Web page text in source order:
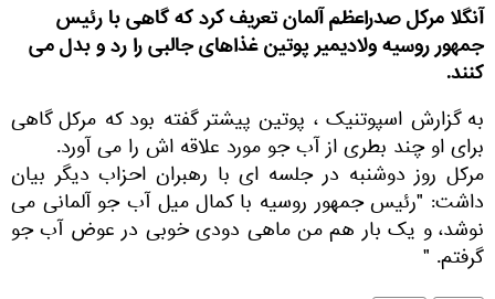
آنگلا مرکل صدراعظم آلمان تعریف کرد که گاهی با رئیس
جمهور روسیه ولادیمیر پوتین غذاهای جالبی را رد و بدل می
کنند.
به گزارش اسپوتنیک ، پوتین پیشتر گفته بود که مرکل گاهی
برای او چند بطری از آب جو مورد علاقه اش را می آورد.
مرکل روز دوشنبه در جلسه ای با رهبران احزاب دیگر بیان
داشت: "رئیس جمهور روسیه با کمال میل آب جو آلمانی می
نوشد، و یک بار هم من ماهی دودی خوبی در عوض آب جو
گرفتم. "